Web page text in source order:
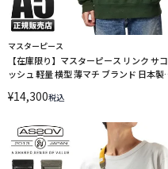
マスターピース
【在庫限り】マスターピース リンク サコ
ッシュ 軽量 横型 薄マチ ブランド 日本製
¥14,300税込